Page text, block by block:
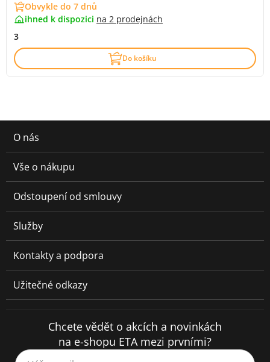
Obvykle do 7 dnů
ihned k dispozici na 2 prodejnách
3
Do košíku
O nás
Vše o nákupu
Odstoupení od smlouvy
Služby
Kontakty a podpora
Užitečné odkazy
Chcete vědět o akcích a novinkách
na e-shopu ETA mezi prvními?
Váš e-mail